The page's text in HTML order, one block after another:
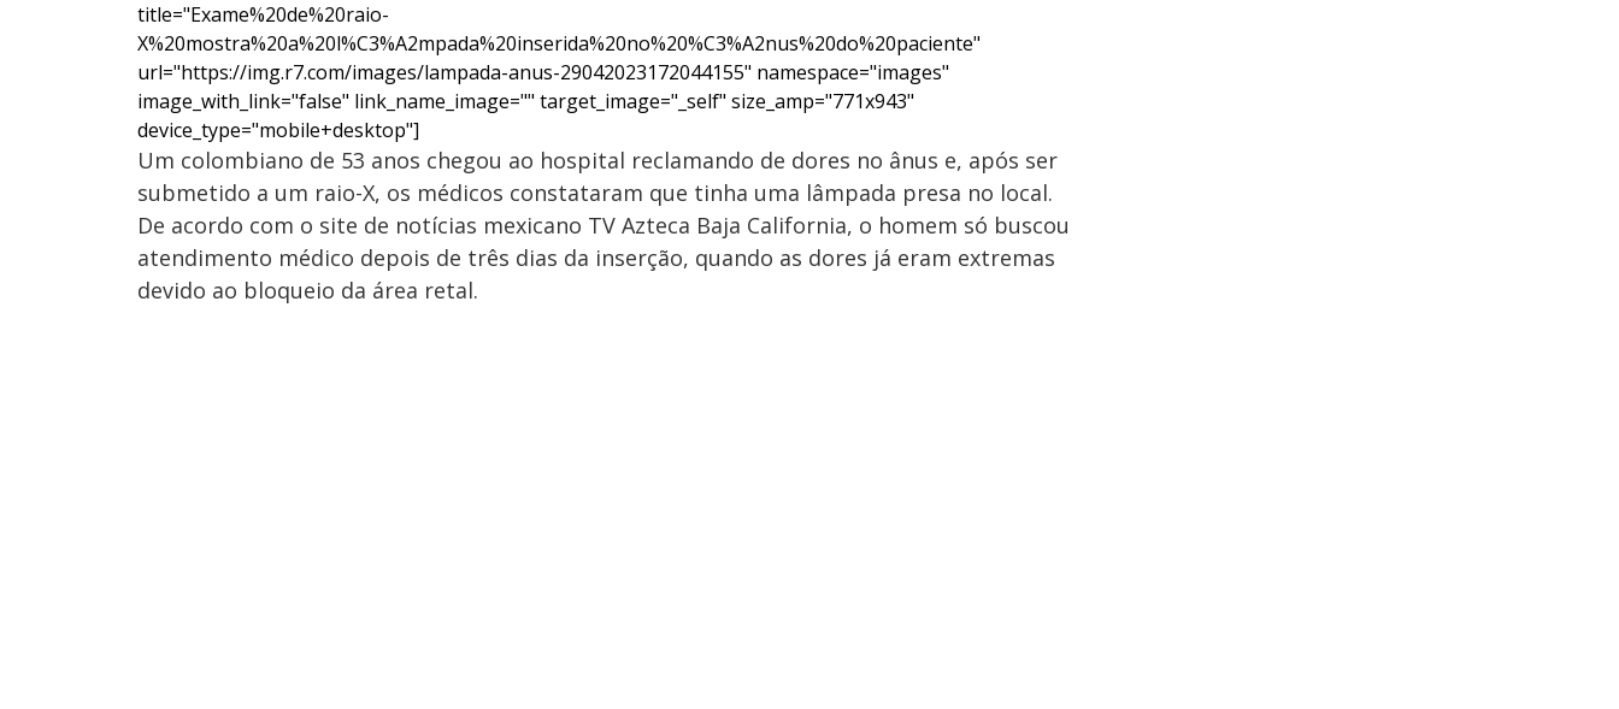
title="Exame%20de%20raio-
X%20mostra%20a%20l%C3%A2mpada%20inserida%20no%20%C3%A2nus%20do%20paciente"
url="https://img.r7.com/images/lampada-anus-29042023172044155" namespace="images"
image_with_link="false" link_name_image="" target_image="_self" size_amp="771x943"
device_type="mobile+desktop"]
Um colombiano de 53 anos chegou ao hospital reclamando de dores no ânus e, após ser
submetido a um raio-X, os médicos constataram que tinha uma lâmpada presa no local.
De acordo com o site de notícias mexicano TV Azteca Baja California, o homem só buscou
atendimento médico depois de três dias da inserção, quando as dores já eram extremas
devido ao bloqueio da área retal.